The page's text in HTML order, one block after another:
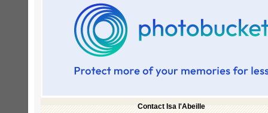
Contact Isa l'Abeille